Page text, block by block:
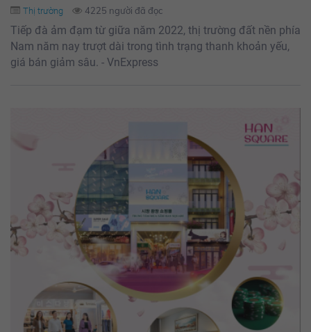
Thị trường 4225 người đã đọc
Tiếp đà ảm đạm từ giữa năm 2022, thị trường đất nền phía
Nam năm nay trượt dài trong tình trạng thanh khoản yếu,
giá bán giảm sâu. - VnExpress